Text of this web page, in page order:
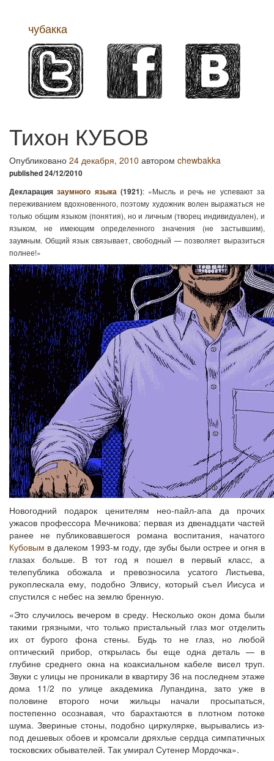
чубакка
Тихон КУБОВ
Опубликовано 24 декабря, 2010 автором chewbakka
published 24/12/2010
Декларациязаумного языка(1921): «Мысль и речь не успевают за
переживанием вдохновенного, поэтому художник волен выражаться не
только общим языком (понятия), но и личным (творец индивидуален), и
языком, не имеющим определенного значения (не застывшим),
заумным. Общий язык связывает, свободный — позволяет выразиться
полнее!»
Новогодний подарок ценителям нео-пайл-апа да прочих
ужасов профессора Мечникова: первая из двенадцати частей
ранее не публиковавшегося романа воспитания, начатого
Кубовым в далеком 1993-м году, где зубы были острее и огня в
глазах больше. В тот год я пошел в первый класс, а
телепублика обожала и превозносила усатого Листьева,
рукоплескала ему, подобно Элвису, который съел Иисуса и
спустился с небес на землю бренную.
«Это случилось вечером в среду. Несколько окон дома были
такими грязными, что только пристальный глаз мог отделить
их от бурого фона стены. Будь то не глаз, но любой
оптический прибор, открылась бы еще одна деталь — в
глубине среднего окна на коаксиальном кабеле висел труп.
Звуки с улицы не проникали в квартиру 36 на последнем этаже
дома 11/2 по улице академика Лупандина, зато уже в
половине второго ночи жильцы начали просыпаться,
постепенно осознавая, что барахтаются в плотном потоке
шума. Звериные стоны, подобно циркулярке, вырывались из-
под дешевых обоев и кромсали дряхлые сердца симпатичных
тосковских обывателей. Так умирал Сутенер Мордочка».